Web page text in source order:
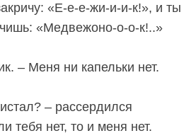
«Е-е-е-жи-и-и-к!», и ты
«Медвежоно-о-о-к!..»
– Меня ни капельки нет.
– рассердился
тебя нет, то и меня нет.